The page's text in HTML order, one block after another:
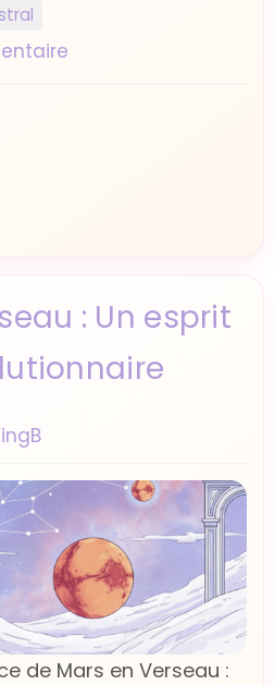
: Un esprit
de Mars en Verseau :